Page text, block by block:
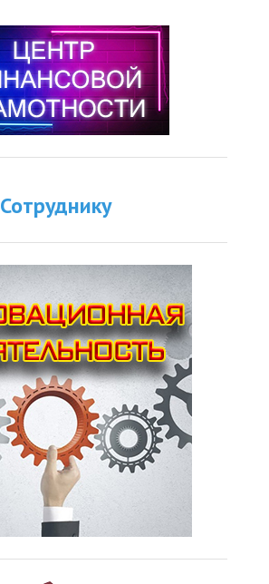
Сотруднику